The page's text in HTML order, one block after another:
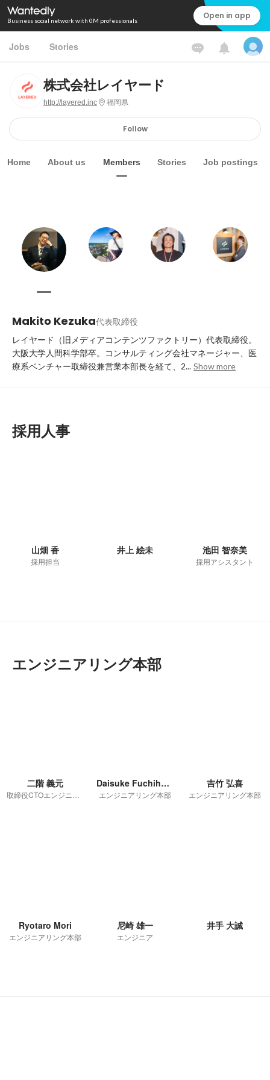
Business social network with 0M professionals Open in app
Jobs Stories
株式会社レイヤード
http://layered.inc 福岡県
Follow
Home About us Members Stories Job postings
Makito Kezuka代表取締役
レイヤード（旧メディアコンテンツファクトリー）代表取締役。
大阪大学人間科学部卒。コンサルティング会社マネージャー、医
療系ベンチャー取締役兼営業本部長を経て、2... Show more
採用人事
山畑 香
採用担当
井上 絵未 池田 智奈美
採用アシスタント
エンジニアリング本部
二階 義元 Daisuke Fuchihashi
エンジニアリング本部
吉竹 弘喜
エンジニアリング本部
Ryotaro Mori
エンジニアリング本部
尼崎 雄一
エンジニア
井手 大誠